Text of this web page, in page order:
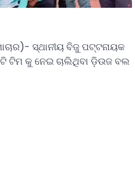
ସ୍ଥାନୀୟ ବିଜୁ ପଟ୍ଟନାୟକ
ଟିମ କୁ ନେଇ ଚାଲିଥିବା ଡ଼ିଉଜ ବଲ